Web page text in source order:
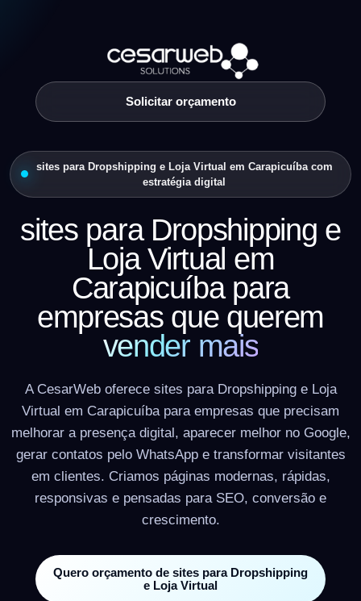
Solicitar orçamento
sites para Dropshipping e Loja Virtual em Carapicuíba com
estratégia digital
sites para Dropshipping e
Loja Virtual em
Carapicuíba para
empresas que querem
vender mais
A CesarWeb oferece sites para Dropshipping e Loja
Virtual em Carapicuíba para empresas que precisam
melhorar a presença digital, aparecer melhor no Google,
gerar contatos pelo WhatsApp e transformar visitantes
em clientes. Criamos páginas modernas, rápidas,
responsivas e pensadas para SEO, conversão e
crescimento.
Quero orçamento de sites para Dropshipping
e Loja Virtual